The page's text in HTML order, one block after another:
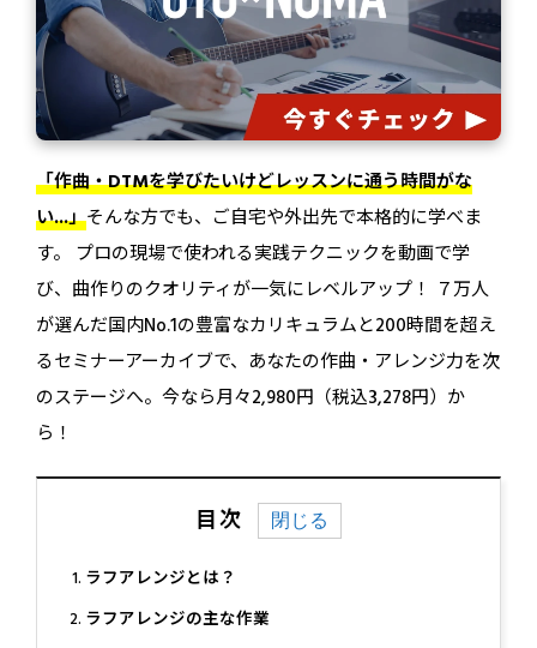
「作曲・DTMを学びたいけどレッスンに通う時間がな
い...」そんな方でも、ご自宅や外出先で本格的に学べま
す。 プロの現場で使われる実践テクニックを動画で学
び、曲作りのクオリティが一気にレベルアップ！ ７万人
が選んだ国内No.1の豊富なカリキュラムと200時間を超え
るセミナーアーカイブで、あなたの作曲・アレンジ力を次
のステージへ。今なら月々2,980円（税込3,278円）か
ら！
目次
ラフアレンジとは？
ラフアレンジの主な作業